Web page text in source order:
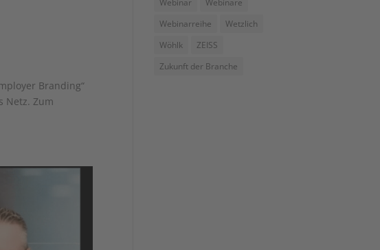
Branding“
Netz. Zum
Webinarreihe
Wetzlich
Wöhlk
ZEISS
Zukunft der Branche